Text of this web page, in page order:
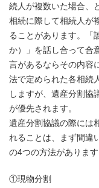
続人が複数いた場合、
相続に際して相続人が
ることがあります。「
か）」を話し合って合
言があるならその内容
法で定められた各相続
しますが、遺産分割協
が優先されます。
遺産分割協議の際には
れることは、まず間違
の4つの方法があります
①現物分割